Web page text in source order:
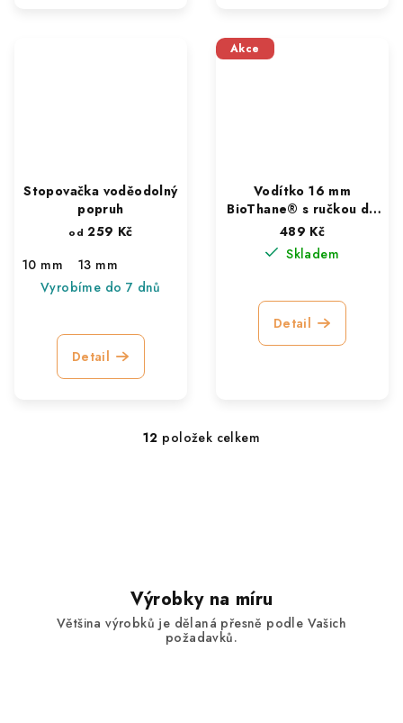
Stopovačka voděodolný
popruh
od 259 Kč
10 mm
13 mm
Vyrobíme do 7 dnů
Detail
Akce
Vodítko 16 mm
BioThane® s ručkou do
oblouku, délka 152 cm
489 Kč
Skladem
Detail
O
í
p
r
12 položek celkem
Výrobky na míru
Většina výrobků je dělaná přesně podle Vašich
požadavků.